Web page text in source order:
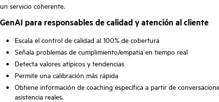
un servicio coherente.
GenAI para responsables de calidad y atención al cliente
Escala el control de calidad al 100% de cobertura
Señala problemas de cumplimiento/empatía en tiempo real
Detecta valores atípicos y tendencias
Permite una calibración más rápida
Obtiene información de coaching específica a partir de
asistencia reales.